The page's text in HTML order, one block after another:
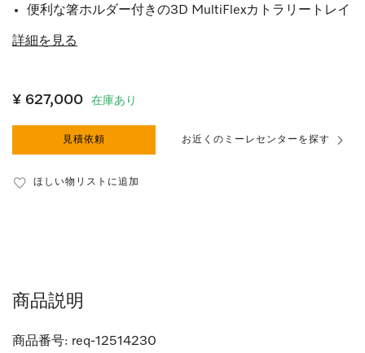
便利な箸ホルダー付きの3D MultiFlexカトラリートレイ
詳細を見る
¥ 627,000 在庫あり
見積依頼 お近くのミーレセンターを探す
ほしい物リストに追加
商品説明
商品番号: req-12514230